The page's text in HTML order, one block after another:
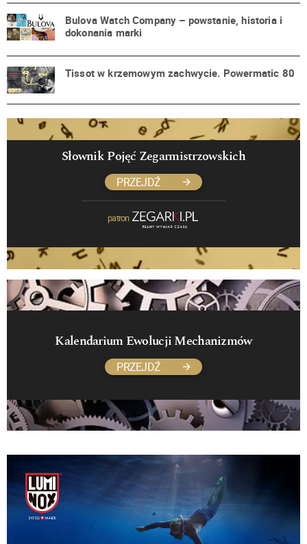
Bulova Watch Company – powstanie, historia i
dokonania marki
Tissot w krzemowym zachwycie. Powermatic 80
Słownik Pojęć Zegarmistrzowskich
PRZEJDŹ
patron
Kalendarium Ewolucji Mechanizmów
PRZEJDŹ